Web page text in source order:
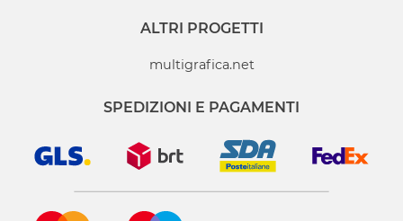
ALTRI PROGETTI
multigrafica.net
SPEDIZIONI E PAGAMENTI